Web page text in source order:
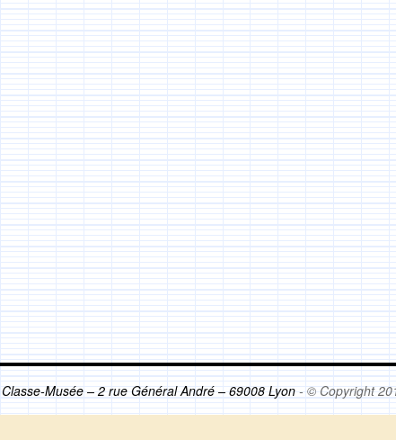
Classe-Musée – 2 rue Général André – 69008 Lyon- © Copyright